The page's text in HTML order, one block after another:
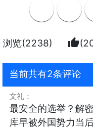
浏览(2238) thumb_up
当前共有2条评论
文礼 ：
最安全的选举？解
库早被外国势力当